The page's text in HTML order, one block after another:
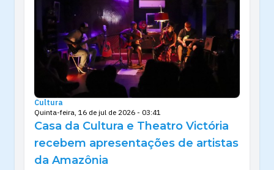
Cultura
Quinta-feira, 16 de jul de 2026 - 03:41
Casa da Cultura e Theatro Victória
recebem apresentações de artistas
da Amazônia